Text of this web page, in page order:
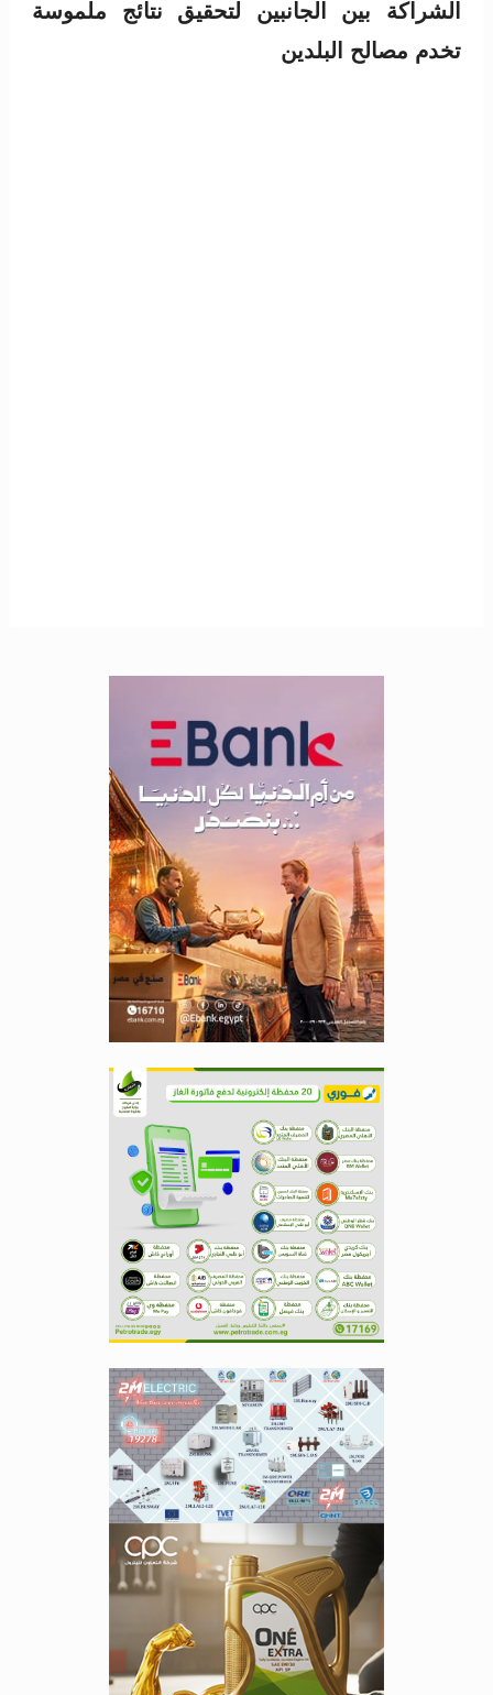
الشراكة بين الجانبين لتحقيق نتائج ملموسة
تخدم مصالح البلدين